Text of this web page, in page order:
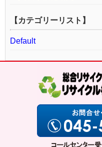
【カテゴリーリスト】
Default